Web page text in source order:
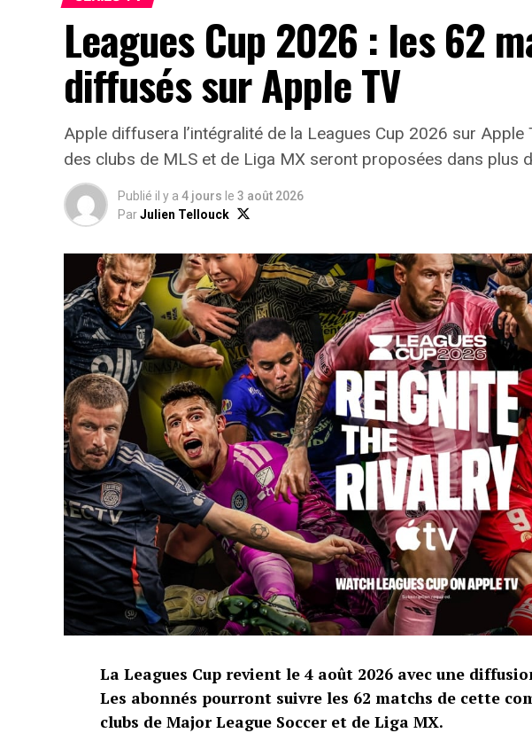
Leagues Cup 2026 : les 62
diffusés sur Apple TV
Apple diffusera l’intégralité de la Leagues Cup 2026 sur
des clubs de MLS et de Liga MX seront proposées dans plus
Publié il y a 4 jours le 3 août 2026
ParJulien Tellouck
La Leagues Cup revient le 4 août 2026 avec une
Les abonnés pourront suivre les 62 matchs de cette
clubs de Major League Soccer et de Liga MX.